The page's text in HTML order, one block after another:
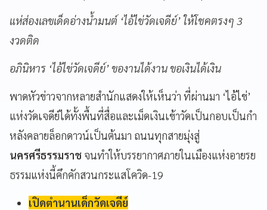
แห่ส่องเลขเด็ดอ่างน้ำมนต์ ‘ไอ้ไข่วัดเจดีย์’ ให้โชคตรงๆ 3
งวดติด
อภินิหาร ‘ไอ้ไข่วัดเจดีย์’ ของานได้งาน ขอเงินได้เงิน
พาดหัวข่าวจากหลายสำนักแสดงให้เห็นว่า ที่ผ่านมา ‘ไอ้ไข่’
แห่งวัดเจดีย์ได้ทั้งพื้นที่สื่อและเม็ดเงินเข้าวัดเป็นกอบเป็นกำ
หลังคลายล็อกดาวน์เป็นต้นมา ถนนทุกสายมุ่งสู่
นครศรีธรรมราช จนทำให้บรรยากาศภายในเมืองแห่งอายรย
ธรรมแห่งนี้คึกคักสวนกระแสโควิด-19
เปิดตำนานเด็กวัดเจดีย์